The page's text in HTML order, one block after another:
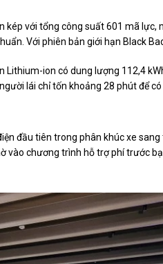
kép với tổng công suất 601 mã lực,
Với phiên bản giới hạn Black
Lithium-ion có dung lượng 112,4
lái chỉ tốn khoảng 28 phút để
đầu tiên trong phân khúc xe
vào chương trình hỗ trợ phí trước